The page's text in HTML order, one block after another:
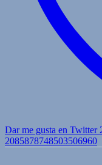
Dar me gusta en Twitter
2085878748503506960